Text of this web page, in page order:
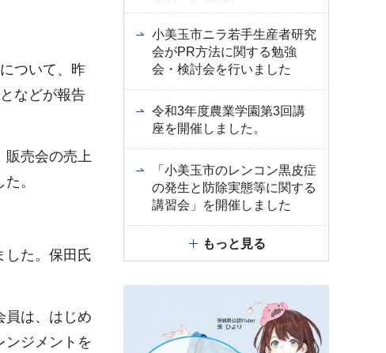
ついて、昨
などが報告
販売会の売上
。
した。保田氏
員は、はじめ
ンジメントを
小美玉市ニラ若手生産者研究
会がPR方法に関する勉強
会・検討会を行いました
令和3年度農業学園第3回講
座を開催しました。
「小美玉市のレンコン黒皮症
の発生と防除実態等に関する
講習会」を開催しました
もっと見る